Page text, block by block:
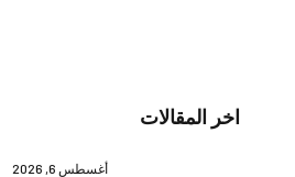
اخر المقالات
أغسطس 6, 2026